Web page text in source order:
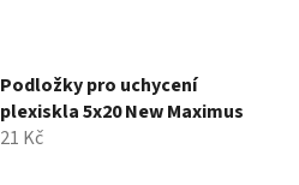
Podložky pro uchycení
plexiskla 5x20 New Maximus
21 Kč